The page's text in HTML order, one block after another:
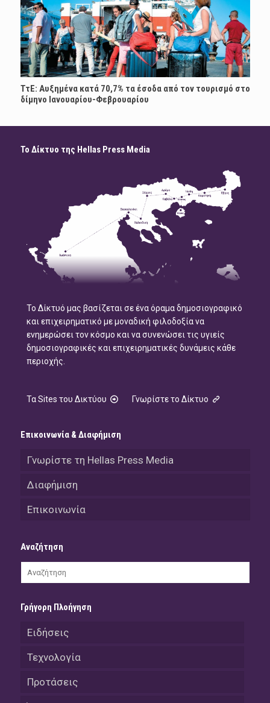
ΤτΕ: Αυξημένα κατά 70,7% τα έσοδα από τον τουρισμό στο
δίμηνο Ιανουαρίου-Φεβρουαρίου
Το Δίκτυο της Hellas Press Media
Το Δίκτυό μας βασίζεται σε ένα όραμα δημοσιογραφικό
και επιχειρηματικό με μοναδική φιλοδοξία να
ενημερώσει τον κόσμο και να συνενώσει τις υγιείς
δημοσιογραφικές και επιχειρηματικές δυνάμεις κάθε
περιοχής.
Τα Sites του Δικτύου Γνωρίστε το Δίκτυο
Επικοινωνία & Διαφήμιση
Γνωρίστε τη Hellas Press Media
Διαφήμιση
Επικοινωνία
Αναζήτηση
Γρήγορη Πλοήγηση
Ειδήσεις
Τεχνολογία
Προτάσεις